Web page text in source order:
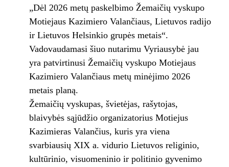
„Dėl 2026 metų paskelbimo Žemaičių vyskupo
Motiejaus Kazimiero Valančiaus, Lietuvos radijo
ir Lietuvos Helsinkio grupės metais“.
Vadovaudamasi šiuo nutarimu Vyriausybė jau
yra patvirtinusi Žemaičių vyskupo Motiejaus
Kazimiero Valančiaus metų minėjimo 2026
metais planą.
Žemaičių vyskupas, švietėjas, rašytojas,
blaivybės sąjūdžio organizatorius Motiejus
Kazimieras Valančius, kuris yra viena
svarbiausių XIX a. vidurio Lietuvos religinio,
kultūrinio, visuomeninio ir politinio gyvenimo